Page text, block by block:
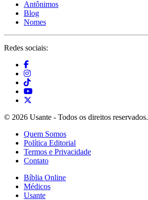
Antônimos
Blog
Nomes
Redes sociais:
© 2026 Usante - Todos os direitos reservados.
Quem Somos
Política Editorial
Termos e Privacidade
Contato
Bíblia Online
Médicos
Usante